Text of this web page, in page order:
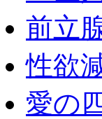
前立
性欲
愛の